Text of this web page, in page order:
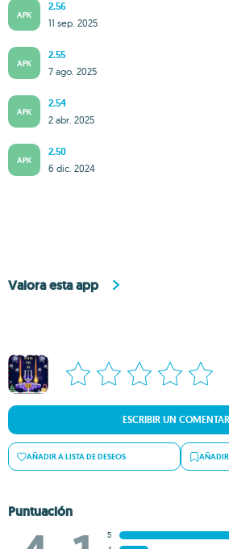
APK
2.56
11 sep. 2025
APK
2.55
7 ago. 2025
APK
2.54
2 abr. 2025
APK
2.50
6 dic. 2024
Valora esta app
ESCRIBIR UN
AÑADIR A LISTA DE DESEOS
Puntuación
5